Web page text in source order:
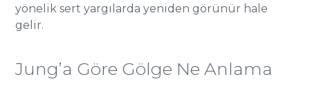
yönelik sert yargılarda yeniden görünür hale
gelir.
Jung’a Göre Gölge Ne Anlama